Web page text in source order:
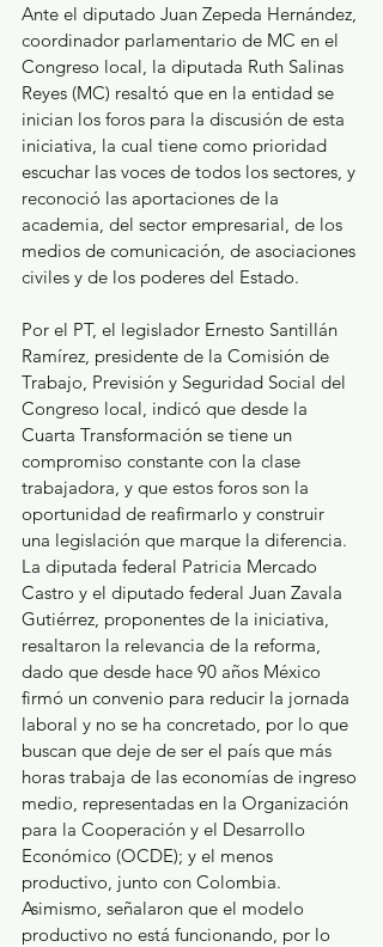
Ante el diputado Juan Zepeda Hernández,
coordinador parlamentario de MC en el
Congreso local, la diputada Ruth Salinas
Reyes (MC) resaltó que en la entidad se
inician los foros para la discusión de esta
iniciativa, la cual tiene como prioridad
escuchar las voces de todos los sectores, y
reconoció las aportaciones de la
academia, del sector empresarial, de los
medios de comunicación, de asociaciones
civiles y de los poderes del Estado.
Por el PT, el legislador Ernesto Santillán
Ramírez, presidente de la Comisión de
Trabajo, Previsión y Seguridad Social del
Congreso local, indicó que desde la
Cuarta Transformación se tiene un
compromiso constante con la clase
trabajadora, y que estos foros son la
oportunidad de reafirmarlo y construir
una legislación que marque la diferencia.
La diputada federal Patricia Mercado
Castro y el diputado federal Juan Zavala
Gutiérrez, proponentes de la iniciativa,
resaltaron la relevancia de la reforma,
dado que desde hace 90 años México
firmó un convenio para reducir la jornada
laboral y no se ha concretado, por lo que
buscan que deje de ser el país que más
horas trabaja de las economías de ingreso
medio, representadas en la Organización
para la Cooperación y el Desarrollo
Económico (OCDE); y el menos
productivo, junto con Colombia.
Asimismo, señalaron que el modelo
productivo no está funcionando, por lo